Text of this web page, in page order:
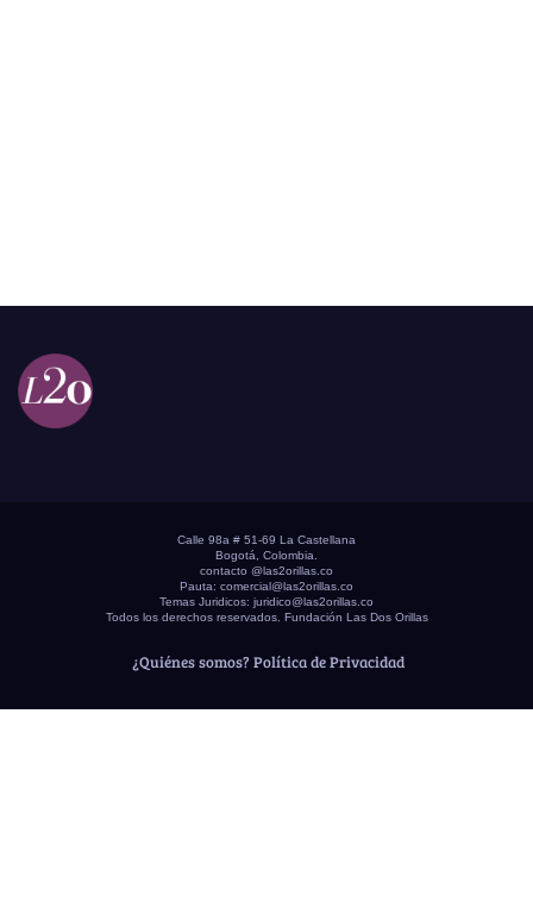
Calle 98a # 51-69 La Castellana
Bogotá, Colombia.
contacto @las2orillas.co
Pauta: comercial@las2orillas.co
Temas Juridicos: juridico@las2orillas.co
Todos los derechos reservados. Fundación Las Dos Orillas
¿Quiénes somos? Política de Privacidad